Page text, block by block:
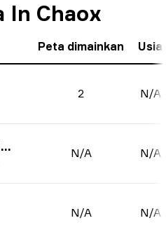
In Chaox
Peta dimainkan Usia
2 N/A
N/A N/A
N/A N/A